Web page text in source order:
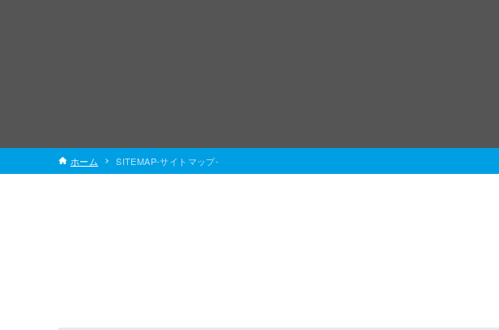
ホーム SITEMAP-サイトマップ-